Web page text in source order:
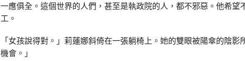
一應俱全。這個世界的人們，甚至是執政院的人，都不邪惡。他希
工。
「女孩說得對。」莉蓮娜斜倚在一張躺椅上。她的雙眼被陽傘的陰
機會。」